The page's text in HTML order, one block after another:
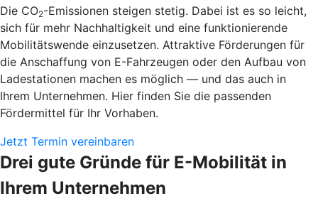
Die CO2-Emissionen steigen stetig. Dabei ist es so leicht,
sich für mehr Nachhaltigkeit und eine funktionierende
Mobilitätswende einzusetzen. Attraktive Förderungen für
die Anschaffung von E-Fahrzeugen oder den Aufbau von
Ladestationen machen es möglich — und das auch in
Ihrem Unternehmen. Hier finden Sie die passenden
Fördermittel für Ihr Vorhaben.
Jetzt Termin vereinbaren
Drei gute Gründe für E-Mobilität in
Ihrem Unternehmen